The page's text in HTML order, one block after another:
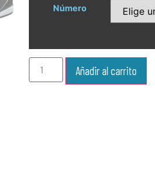
Número
Añadir al carrito